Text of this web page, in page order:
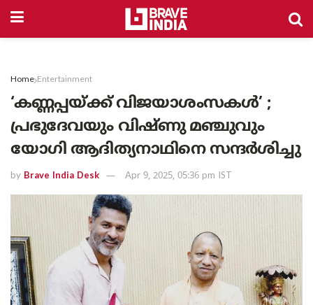
Home Entertainment
‘കണ്ണപ്പയ്ക്ക് വിജയാശംസകൾ’ ;
പ്രഭുദേവയും വിഷ്ണു മഞ്ചുവും
യോഗി ആദിത്യനാഥിനെ സന്ദർശിച്ചു
by Brave India Desk Apr 9, 2025, 05:36 pm IST